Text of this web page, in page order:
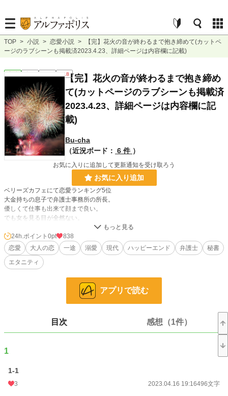
TOP > 小説 > 恋愛小説 >
【完】花火の音が終わるまで抱き締めて(カットペ
ージのラブシーンも掲載済2023.4.23、詳細ページは内容欄に記載)
R18【完】花火の音が終わるまで抱き締め
て(カットページのラブシーンも掲載済
2023.4.23、詳細ページは内容欄に記
載)
Bu-cha
（近況ボード： 6 件 ）
お気に入りに追加して更新通知を受け取ろう
お気に入り追加
ベリーズカフェにて恋愛ランキング5位
大金持ちの息子で弁護士事務所の所長。
優しくて仕事も出来て顔まで良い。
でも女を見る目が全然ない。
それは過去の判例で証明されている。
そんな先生から頑張られてしまっている秘書の私は、
良い女ではないということになってしまう・・・。
『幼馴染みの小太郎君が、今日も私の眼鏡を外す』
ﾍﾞﾘｰｽﾞｶﾌｪさんにて恋愛ランキング最高8位
『タバコの煙を吸い込んで』
ﾍﾞﾘｰｽﾞｶﾌｪさんにて恋愛ランキング最高30位
カットページ:9-7～9-9
カットページ:12-11～12-16
24h.ポイント 0pt
838
恋愛
大人の恋 一途 溺愛 現代 ハッピーエンド 弁護士
秘書
エタニティ
アプリで読む
目次 感想（1件）
1
1-1
3 2023.04.16 19:16496文字